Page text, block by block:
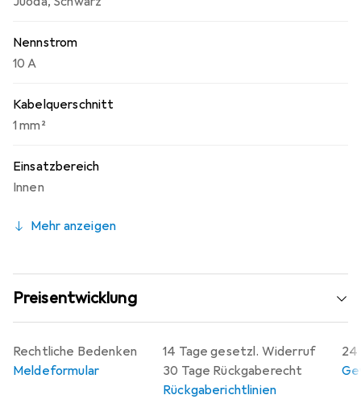
Nennstrom
10 A
Kabelquerschnitt
1 mm²
Einsatzbereich
Innen
Mehr anzeigen
Preisentwicklung
14 Tage gesetzl. Widerruf
30 Tage Rückgaberecht
Rückgaberichtlinien
24
Rechtliche Bedenken
Meldeformular